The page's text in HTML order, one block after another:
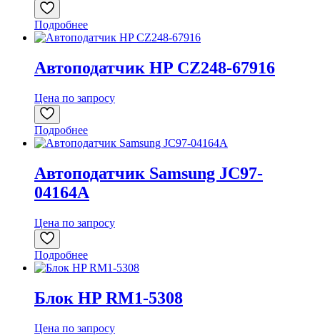
Подробнее
Автоподатчик HP CZ248-67916
Цена по запросу
Подробнее
Автоподатчик Samsung JC97-
04164A
Цена по запросу
Подробнее
Блок HP RM1-5308
Цена по запросу